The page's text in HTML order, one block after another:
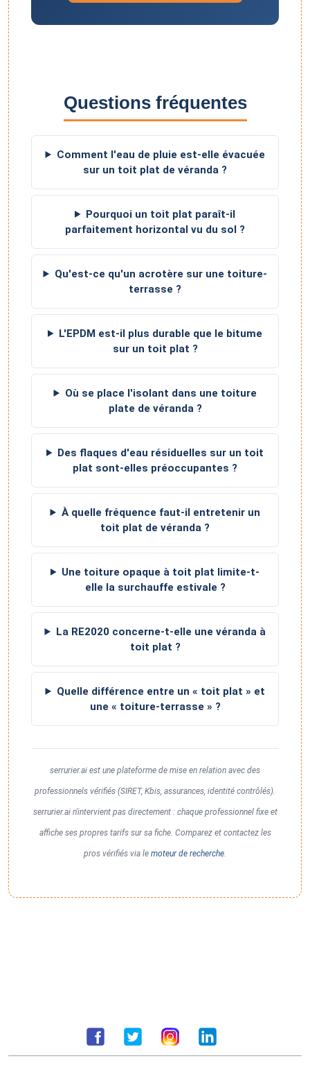
Questions fréquentes
Comment l'eau de pluie est-elle évacuée
sur un toit plat de véranda ?
Pourquoi un toit plat paraît-il
parfaitement horizontal vu du sol ?
Qu'est-ce qu'un acrotère sur une toiture-
terrasse ?
L'EPDM est-il plus durable que le bitume
sur un toit plat ?
Où se place l'isolant dans une toiture
plate de véranda ?
Des flaques d'eau résiduelles sur un toit
plat sont-elles préoccupantes ?
À quelle fréquence faut-il entretenir un
toit plat de véranda ?
Une toiture opaque à toit plat limite-t-
elle la surchauffe estivale ?
La RE2020 concerne-t-elle une véranda à
toit plat ?
Quelle différence entre un « toit plat » et
une « toiture-terrasse » ?
serrurier.ai est une plateforme de mise en relation avec des
professionnels vérifiés (SIRET, Kbis, assurances, identité contrôlés).
serrurier.ai n'intervient pas directement : chaque professionnel fixe et
affiche ses propres tarifs sur sa fiche. Comparez et contactez les
pros vérifiés via le moteur de recherche.